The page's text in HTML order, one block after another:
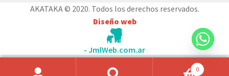
0
AKATAKA © 2020. Todos los derechos reservados.
Diseño web
- JmlWeb.com.ar